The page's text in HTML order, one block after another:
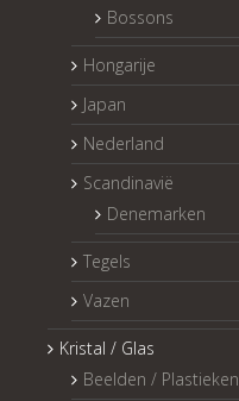
Bossons
Hongarije
Japan
Nederland
Scandinavië
Denemarken
Tegels
Vazen
Kristal / Glas
Beelden / Plastieken